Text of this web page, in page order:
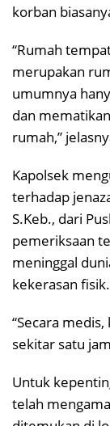
korban
“Rumah
merupakan
umumnya
dan
rumah,”
Kapolsek
terhadap
S.Keb., dari
pemeriksaan
meninggal
kekerasan fisik.
“Secara
sekitar satu
Untuk
telah